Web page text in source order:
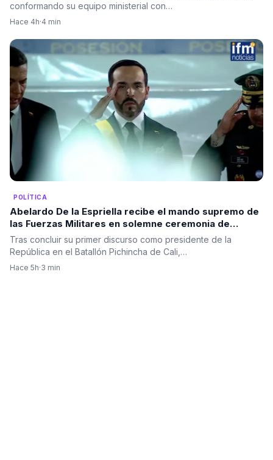
conformando su equipo ministerial con…
Hace 4h·4 min
POLÍTICA
Abelardo De la Espriella recibe el mando supremo de
las Fuerzas Militares en solemne ceremonia de
reconocimiento de tropas
Tras concluir su primer discurso como presidente de la
República en el Batallón Pichincha de Cali,…
Hace 5h·3 min